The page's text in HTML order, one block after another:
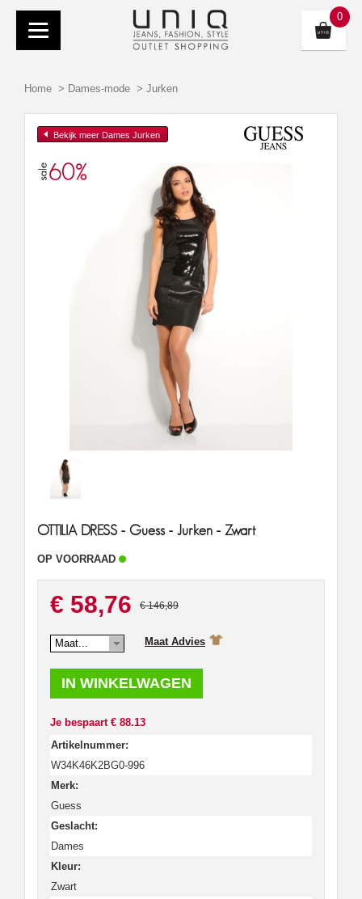
0
Home > Dames-mode > Jurken
Bekijk meer Dames Jurken
OTTILIA DRESS - Guess - Jurken - Zwart
OP VOORRAAD
€ 58,76 € 146,89
Maat... Maat Advies
Je bespaart € 88.13
Artikelnummer:
W34K46K2BG0-996
Merk:
Guess
Geslacht:
Dames
Kleur:
Zwart